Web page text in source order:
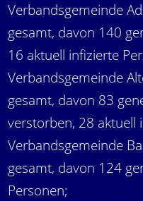
Verbandsgemeinde
gesamt, davon 140
16 aktuell infizierte
Verbandsgemeinde
gesamt, davon 83
verstorben, 28 aktuell
Verbandsgemeinde
gesamt, davon 124
Personen;